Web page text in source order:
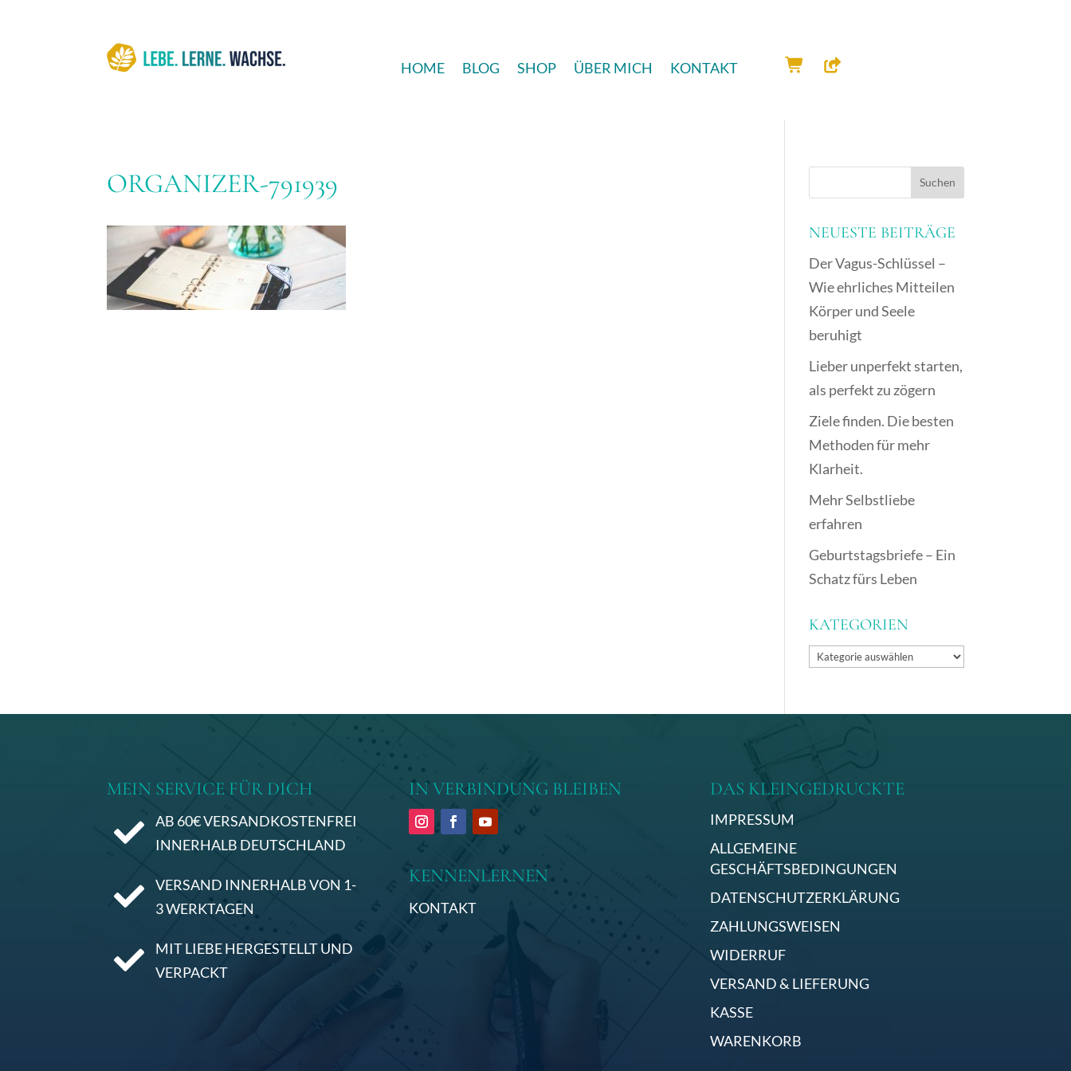
HOME BLOG SHOP ÜBER MICH KONTAKT
ORGANIZER-791939
NEUESTE BEITRÄGE
Der Vagus-Schlüssel –
Wie ehrliches Mitteilen
Körper und Seele
beruhigt
Lieber unperfekt starten,
als perfekt zu zögern
Ziele finden. Die besten
Methoden für mehr
Klarheit.
Mehr Selbstliebe
erfahren
Geburtstagsbriefe – Ein
Schatz fürs Leben
KATEGORIEN
Kategorien
MEIN SERVICE FÜR DICH

AB 60€ VERSANDKOSTENFREI
INNERHALB DEUTSCHLAND

VERSAND INNERHALB VON 1-
3 WERKTAGEN

MIT LIEBE HERGESTELLT UND
VERPACKT
IN VERBINDUNG BLEIBEN
KENNENLERNEN
KONTAKT
DAS KLEINGEDRUCKTE
IMPRESSUM
ALLGEMEINE
GESCHÄFTSBEDINGUNGEN
DATENSCHUTZERKLÄRUNG
ZAHLUNGSWEISEN
WIDERRUF
VERSAND & LIEFERUNG
KASSE
WARENKORB